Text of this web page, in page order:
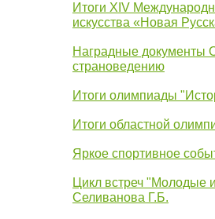
Итоги XIV
искусства «Новая
Наградные документы
страноведению
Итоги олимпиады
Итоги областной
Яркое спортивное
Цикл встреч "Молодые
Селиванова Г.Б.